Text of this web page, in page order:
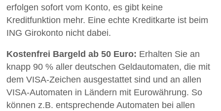
erfolgen sofort vom Konto, es gibt keine
Kreditfunktion mehr. Eine echte Kreditkarte ist beim
ING Girokonto nicht dabei.
Kostenfrei Bargeld ab 50 Euro: Erhalten Sie an
knapp 90 % aller deutschen Geldautomaten, die mit
dem VISA-Zeichen ausgestattet sind und an allen
VISA-Automaten in Ländern mit Eurowährung. So
können z.B. entsprechende Automaten bei allen